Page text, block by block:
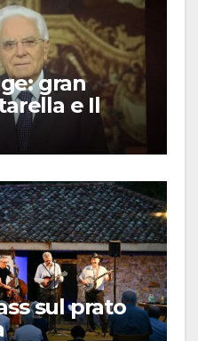
gran
e Il
sul prato